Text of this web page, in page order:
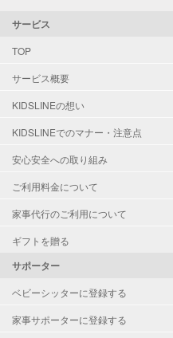
サービス
TOP
サービス概要
KIDSLINEの想い
KIDSLINEでのマナー・注意点
安心安全への取り組み
ご利用料金について
家事代行のご利用について
ギフトを贈る
サポーター
ベビーシッターに登録する
家事サポーターに登録する